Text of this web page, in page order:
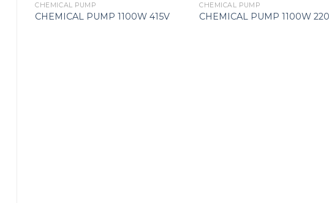
CHEMICAL PUMP
CHEMICAL PUMP 1100W 415V
CHEMICAL PUMP
CHEMICAL PUMP 1100W